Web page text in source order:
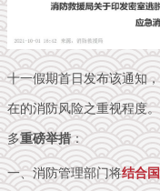
十一假期首日发布该通知
在的消防风险之重视程度
多重磅举措：
一、消防管理部门将结合